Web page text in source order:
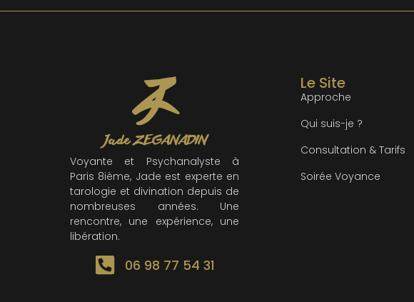
Voyante et Psychanalyste à
Paris 8ième, Jade est experte en
tarologie et divination depuis de
nombreuses années. Une
rencontre, une expérience, une
libération.
06 98 77 54 31
Le Site
Approche
Qui suis-je ?
Consultation & Tarifs
Soirée Voyance